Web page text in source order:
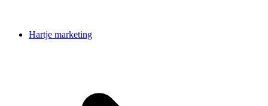
Hartje marketing